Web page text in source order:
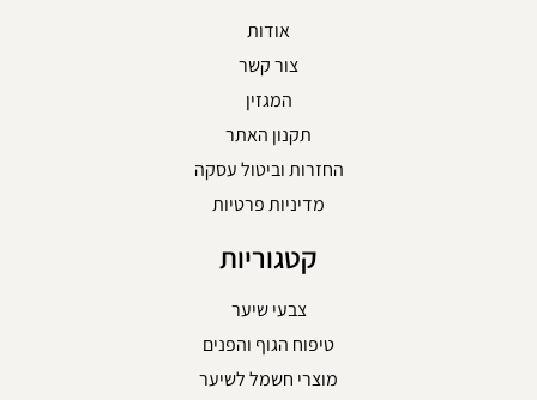
אודות
צור קשר
המגזין
תקנון האתר
החזרות וביטול עסקה
מדיניות פרטיות
קטגוריות
צבעי שיער
טיפוח הגוף והפנים
מוצרי חשמל לשיער